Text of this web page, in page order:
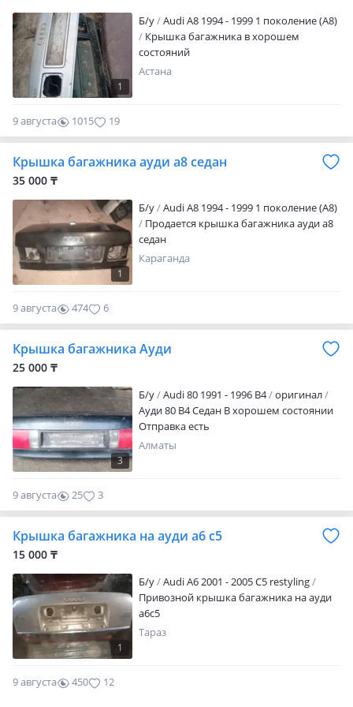
СООБЩЕНИЯ ИЛИ ПО НОМЕРУ. ЕСЛИ НЕ
ДОЗВОНИЛИСЬ, ПИШИТЕ
1
Б/y
Audi A8 1994 - 1999 1 поколение (A8)
Крышка багажника в хорошем
состояний
Астана
9 августа 1015 19
Крышка багажника ауди а8 седан
35 000 ₸
1
Б/y
Audi A8 1994 - 1999 1 поколение (A8)
Продается крышка багажника ауди а8
седан
Караганда
9 августа 474 6
Крышка багажника Ауди
25 000 ₸
3
Б/y Audi 80 1991 - 1996 B4
оригинал
Ауди 80 В4 Седан В хорошем состоянии
Отправка есть
Алматы
9 августа 25 3
Крышка багажника на ауди а6 с5
15 000 ₸
1
Б/y
Audi A6 2001 - 2005 C5 restyling
Привозной крышка багажника на ауди
а6с5
Тараз
9 августа 450 12